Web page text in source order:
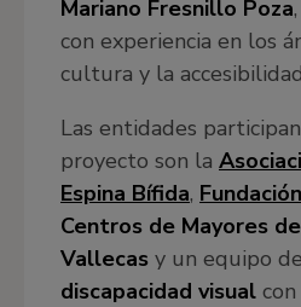
Mariano Fresnillo Poza
con experiencia en los
cultura y la
Las entidades
proyecto son la
Espina Bífida,
Centros de Mayores
Vallecas y un equipo de
discapacidad visual